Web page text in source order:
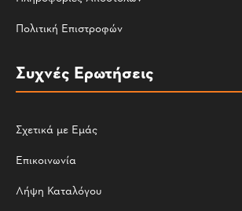
Πολιτική Επιστροφών
Συχνές Ερωτήσεις
Σχετικά με Εμάς
Επικοινωνία
Λήψη Καταλόγου